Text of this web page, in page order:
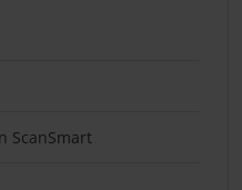
ScanSmart